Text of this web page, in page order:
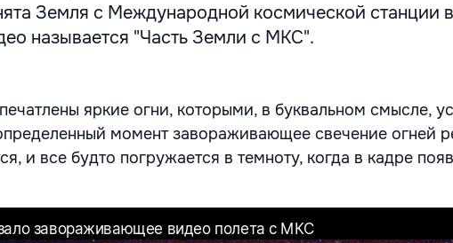
Земля с Международной космической станции
называется "Часть Земли с МКС".
яркие огни, которыми, в буквальном смысле,
момент завораживающее свечение огней
и все будто погружается в темноту, когда в кадре